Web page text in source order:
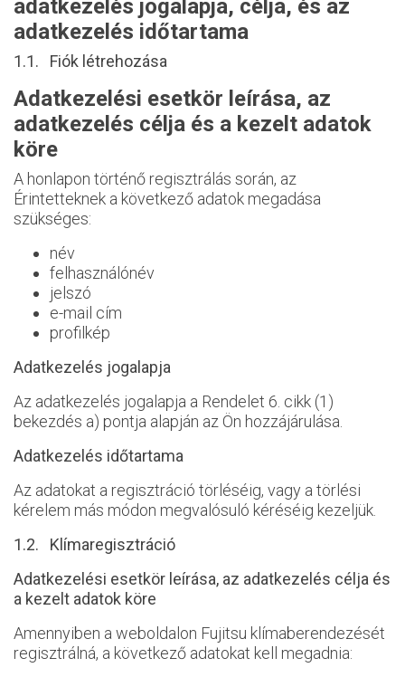
adatkezelés jogalapja, célja, és az
adatkezelés időtartama
1.1. Fiók létrehozása
Adatkezelési esetkör leírása, az
adatkezelés célja és a kezelt adatok
köre
A honlapon történő regisztrálás során, az
Érintetteknek a következő adatok megadása
szükséges:
név
felhasználónév
jelszó
e-mail cím
profilkép
Adatkezelés jogalapja
Az adatkezelés jogalapja a Rendelet 6. cikk (1)
bekezdés a) pontja alapján az Ön hozzájárulása.
Adatkezelés időtartama
Az adatokat a regisztráció törléséig, vagy a törlési
kérelem más módon megvalósuló kéréséig kezeljük.
1.2. Klímaregisztráció
Adatkezelési esetkör leírása, az adatkezelés célja és
a kezelt adatok köre
Amennyiben a weboldalon Fujitsu klímaberendezését
regisztrálná, a következő adatokat kell megadnia: